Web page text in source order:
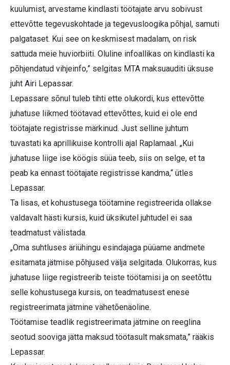
kuulumist, arvestame kindlasti töötajate arvu sobivust
ettevõtte tegevuskohtade ja tegevusloogika põhjal, samuti
palgataset. Kui see on keskmisest madalam, on risk
sattuda meie huviorbiiti. Oluline infoallikas on kindlasti ka
põhjendatud vihjeinfo,” selgitas MTA maksuauditi üksuse
juht Airi Lepassar.
Lepassare sõnul tuleb tihti ette olukordi, kus ettevõtte
juhatuse liikmed töötavad ettevõttes, kuid ei ole end
töötajate registrisse märkinud. Just selline juhtum
tuvastati ka aprillikuise kontrolli ajal Raplamaal. „Kui
juhatuse liige ise köögis süüa teeb, siis on selge, et ta
peab ka ennast töötajate registrisse kandma,“ ütles
Lepassar.
Ta lisas, et kohustusega töötamine registreerida ollakse
valdavalt hästi kursis, kuid üksikutel juhtudel ei saa
teadmatust välistada.
„Oma suhtluses äriühingu esindajaga püüame andmete
esitamata jätmise põhjused välja selgitada. Olukorras, kus
juhatuse liige registreerib teiste töötamisi ja on seetõttu
selle kohustusega kursis, on teadmatusest enese
registreerimata jätmine vähetõenäoline.
Töötamise teadlik registreerimata jätmine on reeglina
seotud sooviga jätta maksud töötasult maksmata,” rääkis
Lepassar.